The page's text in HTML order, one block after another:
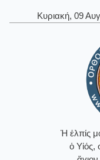
Κυριακή, 09
Ἡ ἐλπίς
ὁ Υἱός,